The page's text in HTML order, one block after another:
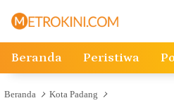
Beranda Peristiwa
Beranda Kota Padang